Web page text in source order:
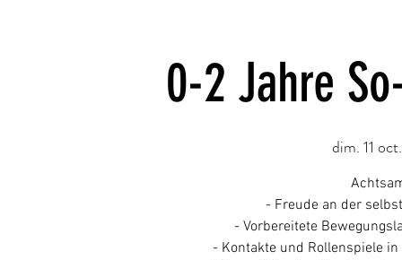
0-2 Jahre
dim. 11 oct.
- Freude an der
- Vorbereitete
- Kontakte und Rollenspiele